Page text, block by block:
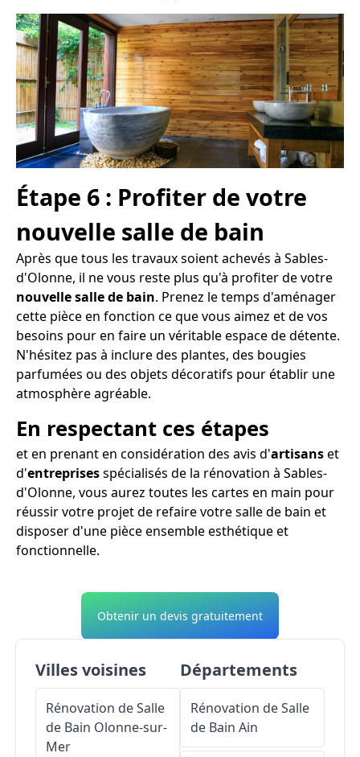
Étape 6 : Profiter de votre
nouvelle salle de bain
Après que tous les travaux soient achevés à Sables-
d'Olonne, il ne vous reste plus qu'à profiter de votre
nouvelle salle de bain. Prenez le temps d'aménager
cette pièce en fonction ce que vous aimez et de vos
besoins pour en faire un véritable espace de détente.
N'hésitez pas à inclure des plantes, des bougies
parfumées ou des objets décoratifs pour établir une
atmosphère agréable.
En respectant ces étapes
et en prenant en considération des avis d'artisanset
d'entreprisesspécialisés de la rénovation à Sables-
d'Olonne, vous aurez toutes les cartes en main pour
réussir votre projet de refaire votre salle de bain et
disposer d'une pièce ensemble esthétique et
fonctionnelle.
Obtenir un devis gratuitement
Villes voisines
Rénovation de Salle
de Bain Olonne-sur-
Mer
Départements
Rénovation de Salle
de Bain Ain